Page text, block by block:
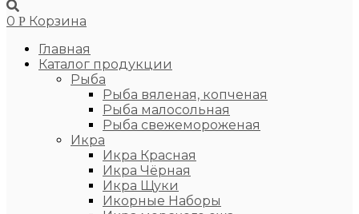
0 Р Корзина
Главная
Каталог продукции
Рыба
Рыба вяленая, копченая
Рыба малосольная
Рыба свежемороженая
Икра
Икра Красная
Икра Чёрная
Икра Щуки
Икорные Наборы